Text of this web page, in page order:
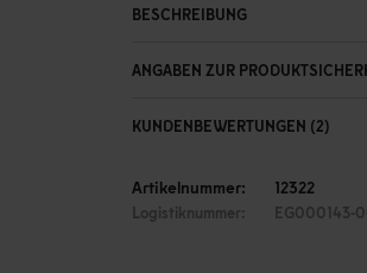
BESCHREIBUNG
ANGABEN ZUR
KUNDENBEWERTUNGEN (2)
Artikelnummer: 12322
Logistiknummer: EG000143-